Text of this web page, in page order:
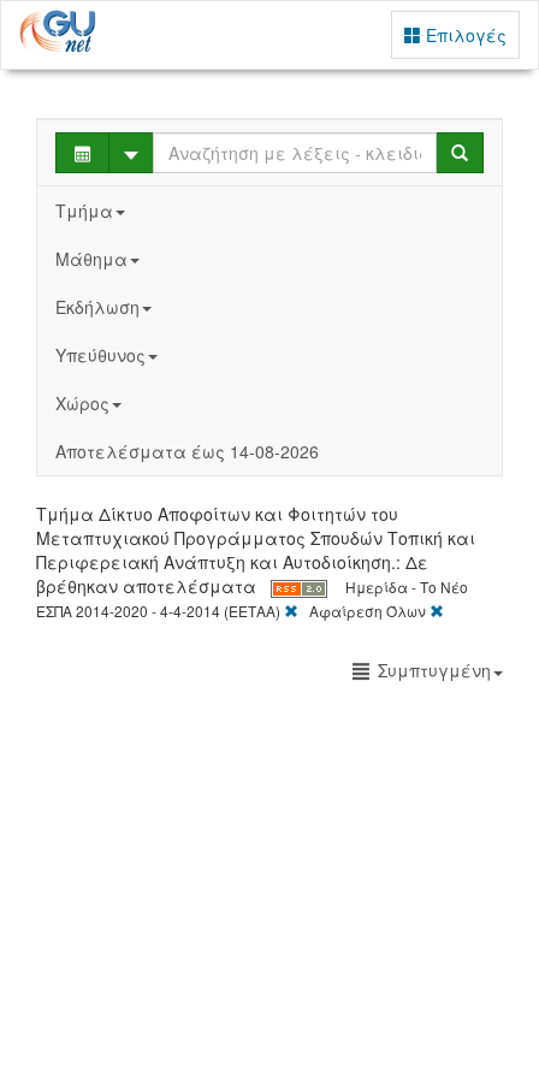
Επιλογές
Select Search
Τμήμα
Μάθημα
Εκδήλωση
Υπεύθυνος
Χώρος
Αποτελέσματα έως 14-08-2026
Τμήμα Δίκτυο Αποφοίτων και Φοιτητών του
Μεταπτυχιακού Προγράμματος Σπουδών Τοπική και
Περιφερειακή Ανάπτυξη και Αυτοδιοίκηση.: Δε
βρέθηκαν αποτελέσματα
Ημερίδα - Το Νέο
ΕΣΠΑ 2014-2020 - 4-4-2014 (ΕΕΤΑΑ)
[X]Αφαίρεση Όλων
Συμπτυγμένη